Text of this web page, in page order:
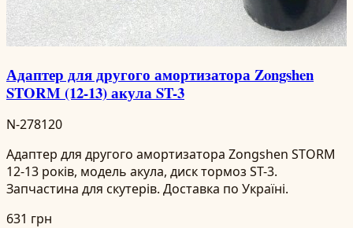
Адаптер для другого амортизатора Zongshen
STORM (12-13) акула ST-3
N-278120
Адаптер для другого амортизатора Zongshen STORM
12-13 років, модель акула, диск тормоз ST-3.
Запчастина для скутерів. Доставка по Україні.
631 грн